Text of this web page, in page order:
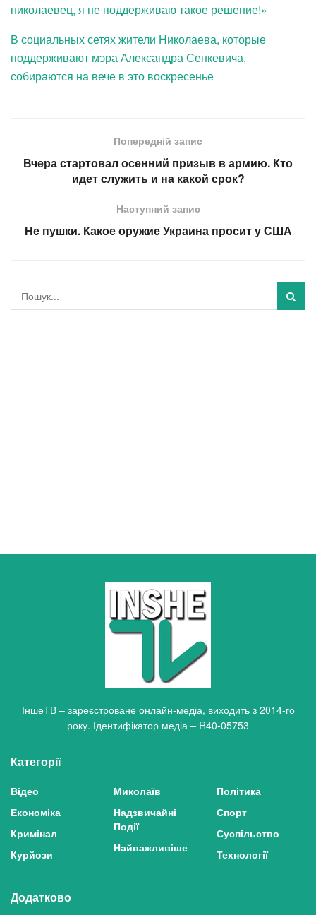
николаевец, я не поддерживаю такое решение!»
В социальных сетях жители Николаева, которые
поддерживают мэра Александра Сенкевича,
собираются на вече в это воскресенье
Попередній запис
Вчера стартовал осенний призыв в армию. Кто
идет служить и на какой срок?
Наступний запис
Не пушки. Какое оружие Украина просит у США
ІншеТВ – зареєстроване онлайн-медіа, виходить з 2014-го
року. Ідентифікатор медіа – R40-05753
Категорії
Відео
Економіка
Кримінал
Курйози
Миколаїв
Надзвичайні
Події
Найважливіше
Політика
Спорт
Суспільство
Технології
Додатково